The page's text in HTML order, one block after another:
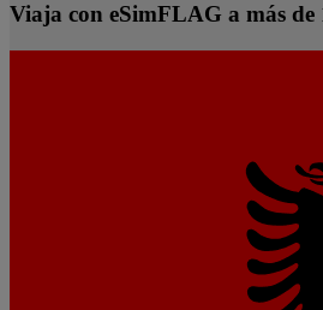
Viaja con eSimFLAG a más de